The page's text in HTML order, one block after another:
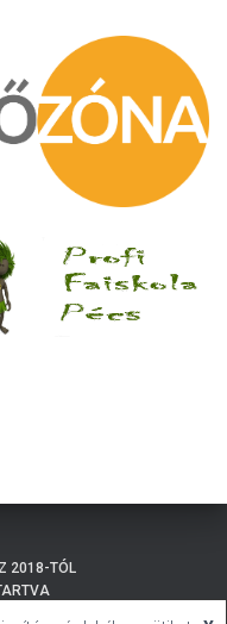
2018-TÓL